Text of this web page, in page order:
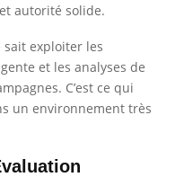
autorité solide.
exploiter les
et les analyses de
C’est ce qui
un environnement très